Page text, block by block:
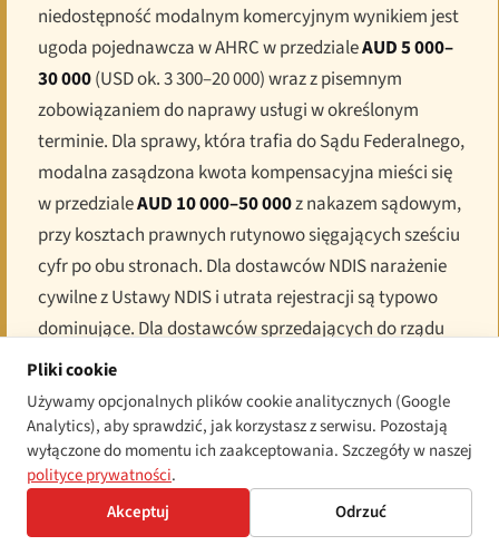
niedostępność modalnym komercyjnym wynikiem jest
ugoda pojednawcza w AHRC w przedzialeAUD 5 000–
30 000(USD ok. 3 300–20 000) wraz z pisemnym
zobowiązaniem do naprawy usługi w określonym
terminie. Dla sprawy, która trafia do Sądu Federalnego,
modalna zasądzona kwota kompensacyjna mieści się
w przedzialeAUD 10 000–50 000z nakazem sądowym,
przy kosztach prawnych rutynowo sięgających sześciu
cyfr po obu stronach. Dla dostawców NDIS narażenie
cywilne z Ustawy NDIS i utrata rejestracji są typowo
dominujące. Dla dostawców sprzedających do rządu
Commonwealth lub stanowego wykluczenie z panelu
zamówień jest praktycznym scenariuszem najgorszym.
Dotychczasowe egzekwowanie i
perspektywy
Pliki cookie
Używamy opcjonalnych plików cookie analitycznych (Google
Analytics), aby sprawdzić, jak korzystasz z serwisu. Pozostają
wyłączone do momentu ich zaakceptowania. Szczegóły w naszej
polityce prywatności.
Akceptuj
Odrzuć